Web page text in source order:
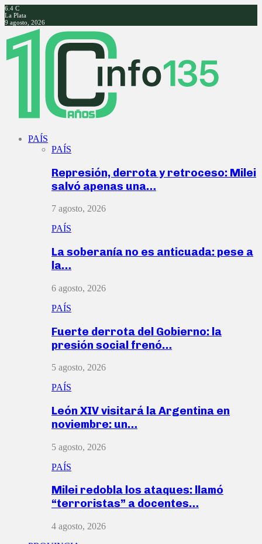
6.4 C
La Plata
9 agosto, 2026
Facebook
Twitter
Instagram
Youtube
PAÍS
PAÍS
Represión, derrota y retroceso: Milei
salvó apenas una…
7 agosto, 2026
PAÍS
La soberanía no es anticuada: pese a
la…
6 agosto, 2026
PAÍS
Fuerte derrota del Gobierno: la
presión social frenó…
5 agosto, 2026
PAÍS
León XIV visitará la Argentina en
noviembre: un…
5 agosto, 2026
PAÍS
Milei redobla los ataques: llamó
“terroristas” a docentes…
4 agosto, 2026